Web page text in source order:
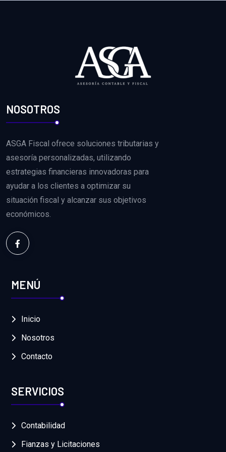
NOSOTROS
ASGA Fiscal ofrece soluciones tributarias y
asesoría personalizadas, utilizando
estrategias financieras innovadoras para
ayudar a los clientes a optimizar su
situación fiscal y alcanzar sus objetivos
económicos.
MENÚ
Inicio
Nosotros
Contacto
SERVICIOS
Contabilidad
Fianzas y Licitaciones